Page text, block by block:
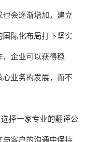
会逐渐增加，建立
国际化布局打下坚实
，企业可以获得稳
业务的发展，而不
择一家专业的翻译公
与客户的沟通中保持